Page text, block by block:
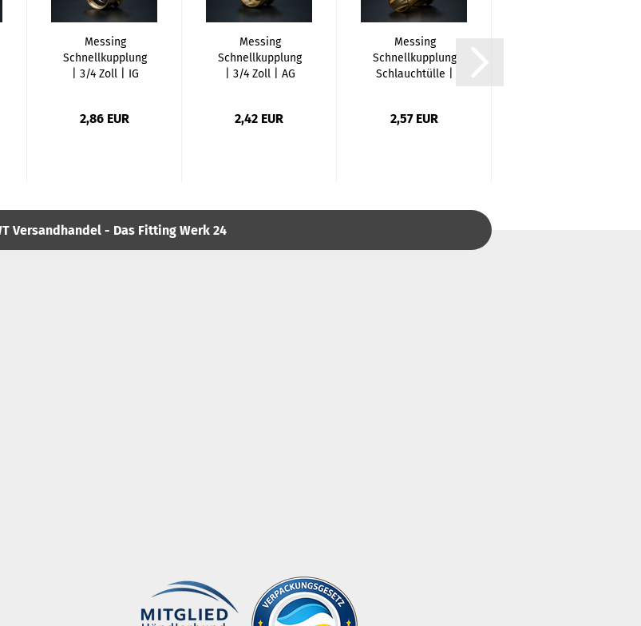
Messing
Schnellkupplung
| 3/4 Zoll | IG
2,86 EUR
Messing
Schnellkupplung
| 3/4 Zoll | AG
2,42 EUR
Messing
Schnellkupplung
Schlauchtülle |
2,57 EUR
Versandhandel - Das Fitting Werk 24